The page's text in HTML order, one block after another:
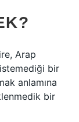
Arap
bir
anlamına
bir